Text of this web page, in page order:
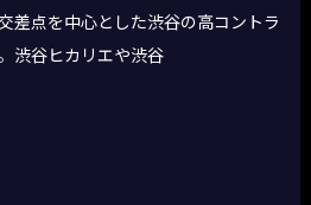
差点を中心とした渋谷の高コントラ
渋谷ヒカリエや渋谷